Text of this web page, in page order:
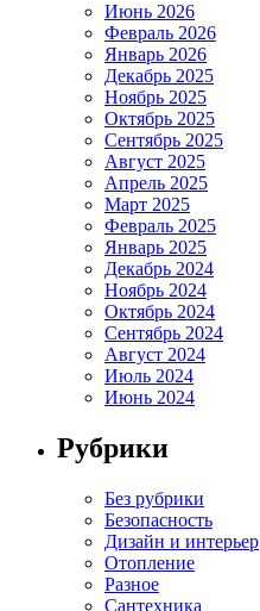
Июнь 2026
Февраль 2026
Январь 2026
Декабрь 2025
Ноябрь 2025
Октябрь 2025
Сентябрь 2025
Август 2025
Апрель 2025
Март 2025
Февраль 2025
Январь 2025
Декабрь 2024
Ноябрь 2024
Октябрь 2024
Сентябрь 2024
Август 2024
Июль 2024
Июнь 2024
Рубрики
Без рубрики
Безопасность
Дизайн и интерьер
Отопление
Разное
Сантехника